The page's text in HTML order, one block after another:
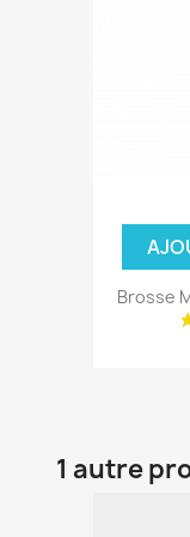
Brosse
1 autre